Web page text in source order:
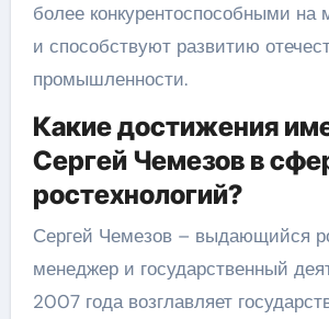
более конкурентоспособными на
и способствуют развитию
промышленности.
Какие достижения
Сергей Чемезов в
ростехнологий?
Сергей Чемезов – выдающийся
менеджер и государственный
2007 года возглавляет